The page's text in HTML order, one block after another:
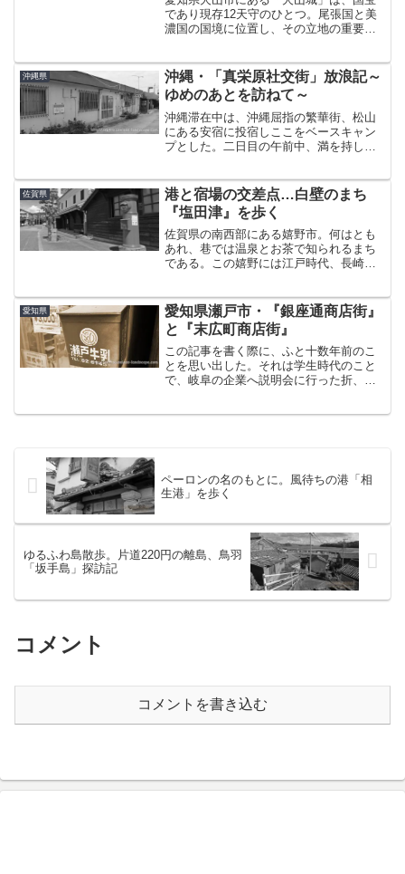
であり現存12天守のひとつ。尾張国と美
濃国の国境に位置し、その立地の重要性
ある。ずっと前から一度見てみたいと思
っていたところ、ちょう...
沖縄県
沖縄・「真栄原社交街」放浪記～
ゆめのあとを訪ねて～
沖縄滞在中は、沖縄屈指の繁華街、松山
にある安宿に投宿しここをベースキャン
プとした。二日目の午前中、満を持して
だろうか。真栄原新町真栄原社交街は、
通称を「真栄原新町...
佐賀県
港と宿場の交差点…白壁のまち
『塩田津』を歩く
佐賀県の南西部にある嬉野市。何はとも
あれ、巷では温泉とお茶で知られるまち
である。この嬉野には江戸時代、長崎街
塩田の町並みを歩いてみた。嬉野市塩田
町は、お隣鹿島市にほど近...
愛知県
愛知県瀬戸市・『銀座通商店街』
と『末広町商店街』
この記事を書く際に、ふと十数年前のこ
とを思い出した。それは学生時代のこと
で、岐阜の企業へ説明会に行った折、帰
ペーロンの名のもとに。風待ちの港「相
生港」を歩く
ゆるふわ島散歩。片道220円の離島、鳥羽
「坂手島」探訪記
コメント
コメントを書き込む